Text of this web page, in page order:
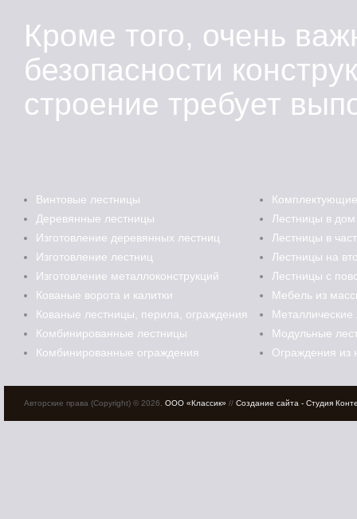
Кроме того, очень
безопасности
строение требует
Винтовые лестницы
Деревянные лестницы
Изготовление деревянных лестниц
Изготовление лестниц
Изготовление металлоконструкций
Кованые ворота и калитки
Кованые лестницы, перила, ограждения
Комбинированные лестницы
Комбинированные ограждения
Лестницы в дом
Лестницы в
Лестницы на
Лестницы с
Мебель из
Металлические
Модульные
Ограждения из
Авторские права (Copyright) © 2026, ООО «Классик» // Создание сайта - Студия